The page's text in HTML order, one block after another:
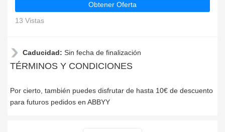
Obtener Oferta
13 Vistas
Caducidad: Sin fecha de finalización
TÉRMINOS Y CONDICIONES
Por cierto, también puedes disfrutar de hasta 10€ de descuento
para futuros pedidos en ABBYY